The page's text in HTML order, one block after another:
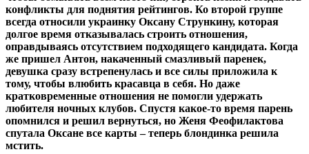
конфликты для поднятия рейтингов. Ко второй группе
всегда относили украинку Оксану Стрункину, которая
долгое время отказывалась строить отношения,
оправдываясь отсутствием подходящего кандидата. Когда
же пришел Антон, накаченный смазливый паренек,
девушка сразу встрепенулась и все силы приложила к
тому, чтобы влюбить красавца в себя. Но даже
кратковременные отношения не помогли удержать
любителя ночных клубов. Спустя какое-то время парень
опомнился и решил вернуться, но Женя Феофилактова
спутала Оксане все карты – теперь блондинка решила
мстить.